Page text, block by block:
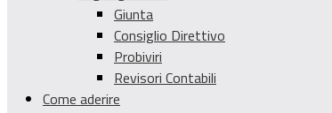
Giunta
Consiglio Direttivo
Probiviri
Revisori Contabili
Come aderire